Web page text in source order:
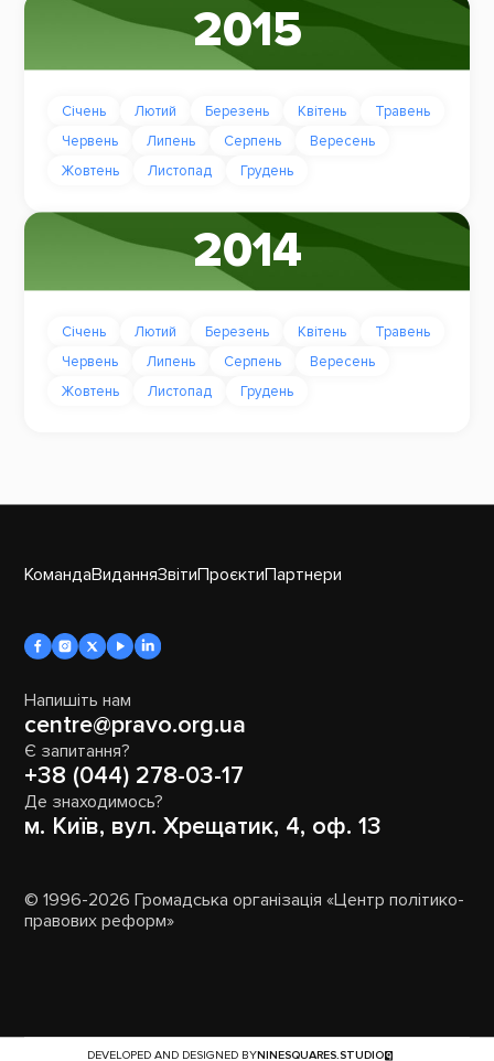
2015
Січень Лютий Березень Квітень
Травень
Червень
Липень Серпень
Вересень
Жовтень
Листопад Грудень
2014
Січень Лютий Березень Квітень
Травень
Червень
Липень Серпень
Вересень
Жовтень
Листопад Грудень
КомандаВиданняЗвітиПроєктиПартнери
Напишіть нам
centre@pravo.org.ua
Є запитання?
+38 (044) 278-03-17
Де знаходимось?
м. Київ, вул. Хрещатик, 4, оф. 13
© 1996-2026 Громадська організація «Центр політико-
правових реформ»
DEVELOPED AND DESIGNED BYNINESQUARES.STUDIO